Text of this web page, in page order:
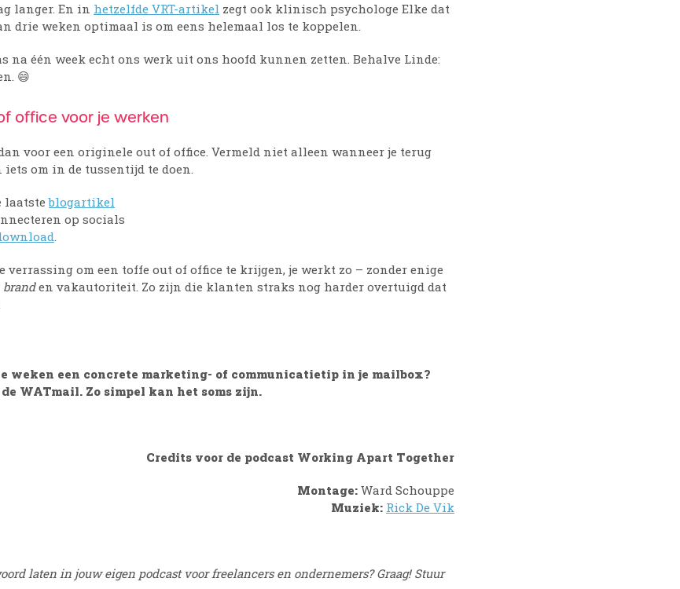
langer. En in hetzelfde VRT-artikel zegt ook klinisch psychologe Elke dat
drie weken optimaal is om eens helemaal los te koppelen.
na één week echt ons werk uit ons hoofd kunnen zetten. Behalve Linde:
😄
office voor je werken
voor een originele out of office. Vermeld niet alleen wanneer je terug
om in de tussentijd te doen.
laatsteblogartikel
op socials
.
verrassing om een toffe out of office te krijgen, je werkt zo – zonder enige
branden vakautoriteit. Zo zijn die klanten straks nog harder overtuigd dat
weken een concrete marketing- of communicatietip in je mailbox?
de WATmail. Zo simpel kan het soms zijn.
Credits voor de podcast Working Apart Together
Montage: Ward Schouppe
Muziek: Rick De Vik
laten in jouw eigen podcast voor freelancers en ondernemers? Graag! Stuur